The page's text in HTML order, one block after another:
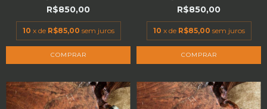
R$850,00
10 x de R$85,00 sem juros
R$850,00
10 x de R$85,00 sem juros